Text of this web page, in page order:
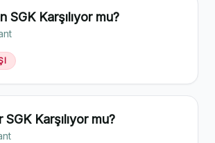
SGK Karşılıyor mu?
SGK Karşılıyor mu?